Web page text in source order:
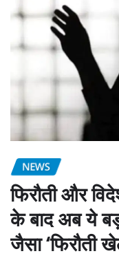
NEWS
फिरौती और
के बाद अब ये
जैसा ‘फिरौती